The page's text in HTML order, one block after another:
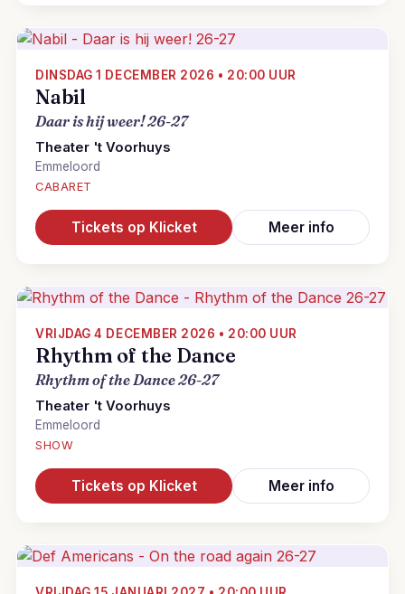
DINSDAG 1 DECEMBER 2026 • 20:00 UUR
Nabil
Daar is hij weer! 26-27
Theater 't Voorhuys
Emmeloord
CABARET
Tickets op Klicket Meer info
VRIJDAG 4 DECEMBER 2026 • 20:00 UUR
Rhythm of the Dance
Rhythm of the Dance 26-27
Theater 't Voorhuys
Emmeloord
SHOW
Tickets op Klicket Meer info